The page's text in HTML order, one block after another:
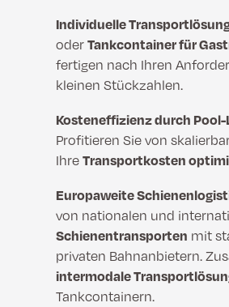
Individuelle
oderTankcontainer für
fertigen nach Ihren
kleinen Stückzahlen.
Kosteneffizienz durch
Profitieren Sie von
IhreTransportkosten
Europaweite
von nationalen und
Schienentransporten mit
privaten Bahnanbietern.
intermodale
Tankcontainern.